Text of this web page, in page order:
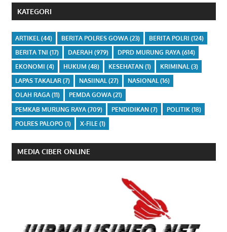
KATEGORI
ARTIKEL (44) BERITA POLRES GOWA(23) BERITA POLRI (124)
BERITA TNI (17) DAERAH (979) DPRD MURUNG RAYA(614)
EKONOMI (4) HUKUM (48) KESEHATAN(1) KRIMINAL(3)
LAPAS TAKALAR(7) NASIINAL(27) NASIONAL(16)
OLAH RAGA(11) PEMDA GOWA(21)
PEMKAB MURUNG RAYA(709) PENDIDIKAN(7) POLITIK(18)
POLRES PALOPO (1) X-FILE (1)
MEDIA CIBER ONLINE